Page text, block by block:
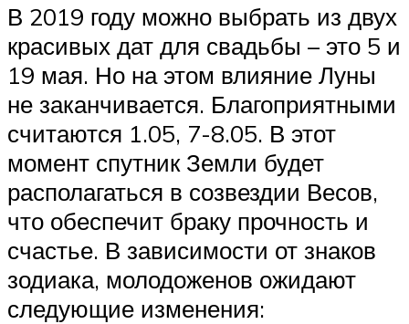
В 2019 году можно выбрать из двух
красивых дат для свадьбы – это 5 и
19 мая. Но на этом влияние Луны
не заканчивается. Благоприятными
считаются 1.05, 7-8.05. В этот
момент спутник Земли будет
располагаться в созвездии Весов,
что обеспечит браку прочность и
счастье. В зависимости от знаков
зодиака, молодоженов ожидают
следующие изменения: